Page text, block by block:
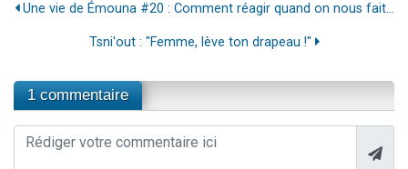
Une vie de Émouna #20 : Comment réagir quand on nous fait...
Tsni'out : "Femme, lève ton drapeau !"
1 commentaire